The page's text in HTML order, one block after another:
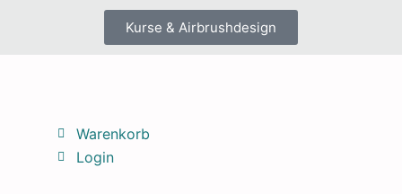
Kurse & Airbrushdesign
Warenkorb
Login